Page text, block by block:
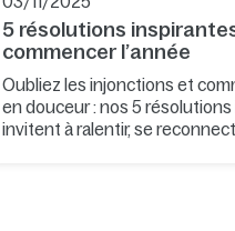
5 résolutions
commencer l’année
Oubliez les injonctions et
en douceur : nos 5
invitent à ralentir, se